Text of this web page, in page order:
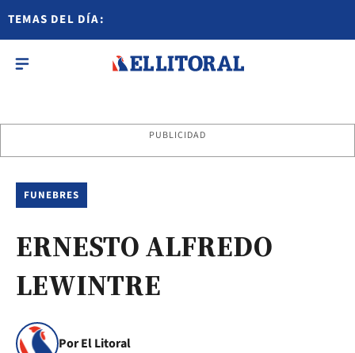
TEMAS DEL DÍA:
PUBLICIDAD
FUNEBRES
ERNESTO ALFREDO
LEWINTRE
Por El Litoral